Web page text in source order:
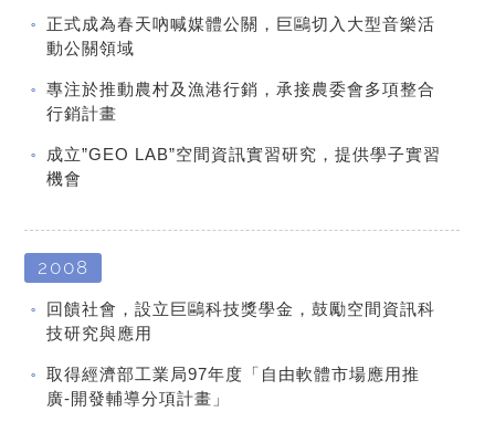
正式成為春天吶喊媒體公關，巨鷗切入大型音樂活
動公關領域
專注於推動農村及漁港行銷，承接農委會多項整合
行銷計畫
成立”GEO LAB”空間資訊實習研究，提供學子實習
機會
2008
回饋社會，設立巨鷗科技獎學金，鼓勵空間資訊科
技研究與應用
取得經濟部工業局97年度「自由軟體市場應用推
廣-開發輔導分項計畫」